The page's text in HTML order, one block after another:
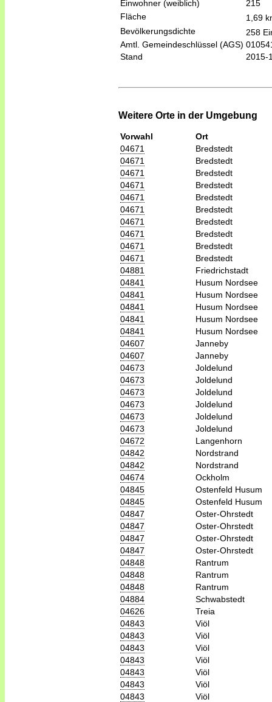
Einwohner (weiblich)
215
Fläche
1,69
Bevölkerungsdichte
258
Amtl. Gemeindeschlüssel (AGS)
Stand
2015-
Weitere Orte in der Umgebung
Vorwahl
Ort
04671
Bredstedt
04671
Bredstedt
04671
Bredstedt
04671
Bredstedt
04671
Bredstedt
04671
Bredstedt
04671
Bredstedt
04671
Bredstedt
04671
Bredstedt
04671
Bredstedt
04881
Friedrichstadt
04841
Husum Nordsee
04841
Husum Nordsee
04841
Husum Nordsee
04841
Husum Nordsee
04841
Husum Nordsee
04607
Janneby
04607
Janneby
04673
Joldelund
04673
Joldelund
04673
Joldelund
04673
Joldelund
04673
Joldelund
04673
Joldelund
04672
Langenhorn
04842
Nordstrand
04842
Nordstrand
04674
Ockholm
04845
Ostenfeld Husum
04845
Ostenfeld Husum
04847
Oster-Ohrstedt
04847
Oster-Ohrstedt
04847
Oster-Ohrstedt
04847
Oster-Ohrstedt
04848
Rantrum
04848
Rantrum
04848
Rantrum
04884
Schwabstedt
04626
Treia
04843
Viöl
04843
Viöl
04843
Viöl
04843
Viöl
04843
Viöl
04843
Viöl
04843
Viöl